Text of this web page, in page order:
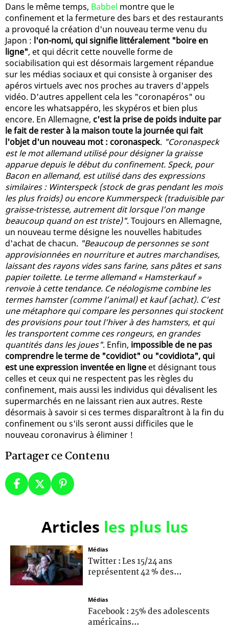
Dans le même temps, Babbel montre que le
confinement et la fermeture des bars et des restaurants
a provoqué la création d'un nouveau terme venu du
Japon : l'on-nomi, qui signifie littéralement "boire en
ligne", et qui décrit cette nouvelle forme de
sociabilisation qui est désormais largement répandue
sur les médias sociaux et qui consiste à organiser des
apéros virtuels avec nos proches au travers d'appels
vidéo. D'autres appellent cela les "coronapéros" ou
encore les whatsappéro, les skypéros et bien plus
encore. En Allemagne, c'est la prise de poids induite par
le fait de rester à la maison toute la journée qui fait
l'objet d'un nouveau mot : coronaspeck. "Coronaspeck
est le mot allemand utilisé pour désigner la graisse
apparue depuis le début du confinement. Speck, pour
Bacon en allemand, est utilisé dans des expressions
similaires : Winterspeck (stock de gras pendant les mois
les plus froids) ou encore Kummerspeck (traduisible par
graisse-tristesse, autrement dit lorsque l’on mange
beaucoup quand on est triste)". Toujours en Allemagne,
un nouveau terme désigne les nouvelles habitudes
d'achat de chacun. "Beaucoup de personnes se sont
approvisionnées en nourriture et autres marchandises,
laissant des rayons vides sans farine, sans pâtes et sans
papier toilette. Le terme allemand « Hamsterkauf »
renvoie à cette tendance. Ce néologisme combine les
termes hamster (comme l’animal) et kauf (achat). C’est
une métaphore qui compare les personnes qui stockent
des provisions pour tout l’hiver à des hamsters, et qui
les transportent comme ces rongeurs, en grandes
quantités dans les joues". Enfin, impossible de ne pas
comprendre le terme de "covidiot" ou "covidiota", qui
est une expression inventée en ligne et désignant tous
celles et ceux qui ne respectent pas les règles du
confinement, mais aussi les individus qui dévalisent les
supermarchés en ne laissant rien aux autres. Reste
désormais à savoir si ces termes disparaîtront à la fin du
confinement ou s'ils seront aussi difficiles que le
nouveau coronavirus à éliminer !
Partager ce Contenu
Articles les plus lus
Médias
Twitter : Les 15/24 ans
représentent 42 % des...
Médias
Facebook : 25% des adolescents
américains...